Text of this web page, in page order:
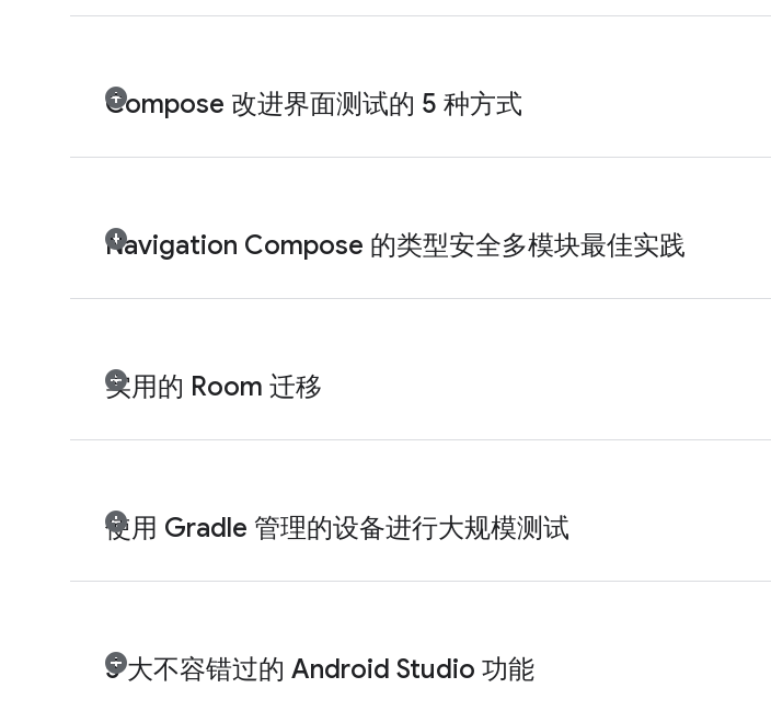
Compose 改进界面测试的 5 种方式
Navigation Compose 的类型安全多模块最佳实践
实用的 Room 迁移
使用 Gradle 管理的设备进行大规模测试
5 大不容错过的 Android Studio 功能